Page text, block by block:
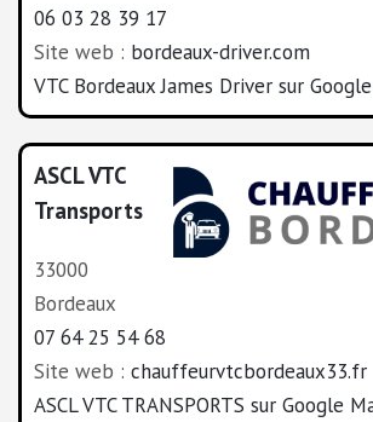
06 03 28 39 17
Site web : bordeaux-driver.com
VTC Bordeaux James Driver sur
ASCL VTC
Transports
33000
Bordeaux
07 64 25 54 68
Site web : chauffeurvtcbordeaux33.fr
ASCL VTC TRANSPORTS sur Google